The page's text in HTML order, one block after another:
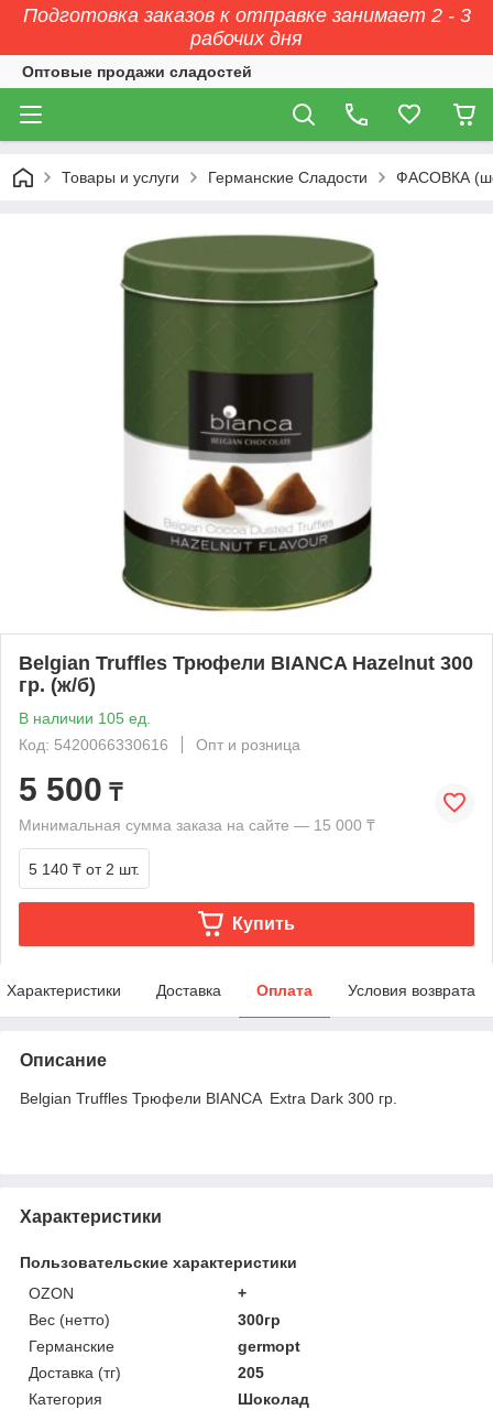
Подготовка заказов к отправке занимает 2 - 3
рабочих дня
Оптовые продажи сладостей
Товары и услуги Германские Сладости ФАСОВКА
Belgian Truffles Трюфели BIANCA Hazelnut 300
гр. (ж/б)
В наличии 105 ед.
Код: 5420066330616
Опт и розница
5 500 ₸
Минимальная сумма заказа на сайте — 15 000 ₸
5 140 ₸ от 2 шт.
Купить
Характеристики Доставка Оплата Условия возврата
Описание
Belgian Truffles Трюфели BIANCA Extra Dark 300 гр.
Характеристики
Пользовательские характеристики
OZON
+
Вес (нетто)
300гр
Германские
germopt
Доставка (тг)
205
Категория
Шоколад